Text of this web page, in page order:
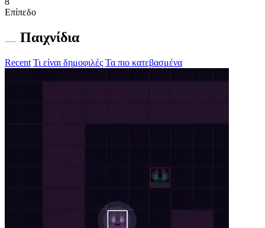
Επίπεδο
Παιχνίδια
Recent Τι είναι δημοφιλές Τα πιο κατεβασμένα